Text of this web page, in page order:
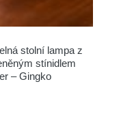
stolní lampa z
stínidlem
– Gingko